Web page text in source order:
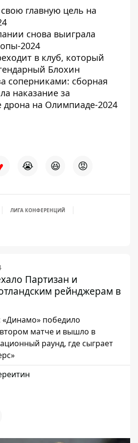
главную цель на
снова выиграла
2024
в клуб, который
Блохин
соперниками: сборная
наказание за
дрона на Олимпиаде-2024
😭 😆 😡
ЛИГА КОНФЕРЕНЦИЙ
Партизан и
рейнджерам в
победило
матче и вышло в
раунд, где сыграет